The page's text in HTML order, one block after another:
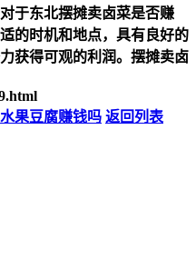
于东北摆摊卖卤菜是否赚
的时机和地点，具有良好的
获得可观的利润。摆摊卖卤
果豆腐赚钱吗 返回列表